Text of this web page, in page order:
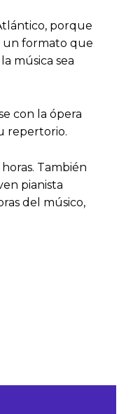
porque
un formato que
música sea
con la ópera
repertorio.
También
pianista
del músico,